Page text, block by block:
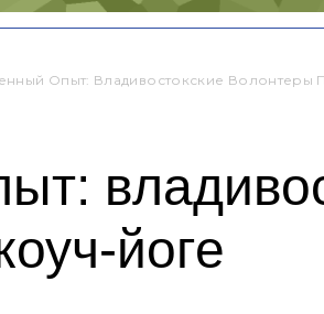
Опыт: Владивостокские Волонтеры
йоге